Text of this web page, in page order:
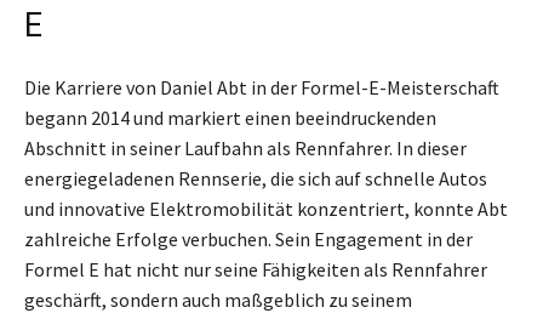
E
Die Karriere von Daniel Abt in der Formel-E-Meisterschaft
begann 2014 und markiert einen beeindruckenden
Abschnitt in seiner Laufbahn als Rennfahrer. In dieser
energiegeladenen Rennserie, die sich auf schnelle Autos
und innovative Elektromobilität konzentriert, konnte Abt
zahlreiche Erfolge verbuchen. Sein Engagement in der
Formel E hat nicht nur seine Fähigkeiten als Rennfahrer
geschärft, sondern auch maßgeblich zu seinem